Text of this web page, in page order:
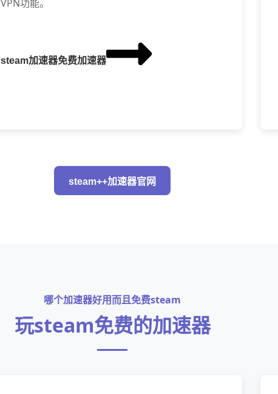
VPN功能。
steam加速器免费加速器
steam++加速器官网
哪个加速器好用而且免费steam
玩steam免费的加速器